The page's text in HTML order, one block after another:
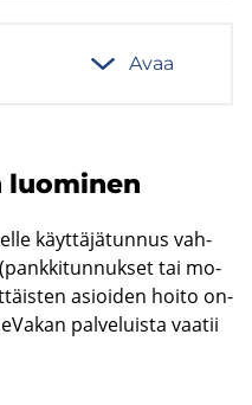
Avaa
luo­mi­nen
käyt­tä­jä­tun­nus vah­
tai mo­
asioi­den hoito on­
pal­ve­luis­ta vaa­tii